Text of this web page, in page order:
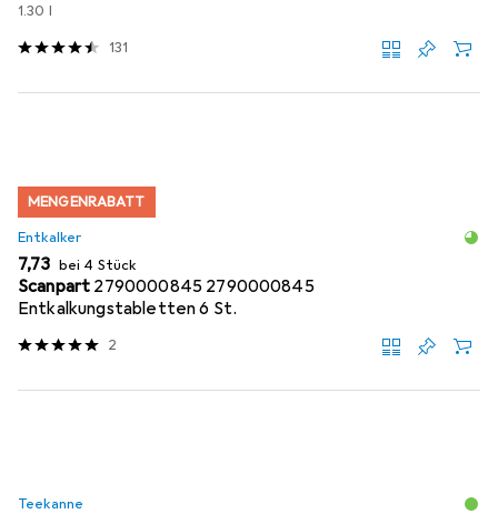
1.30 l
131
MENGENRABATT
Entkalker
EUR
7,73 bei 4 Stück
Scanpart 2790000845 2790000845
Entkalkungstabletten 6 St.
2
Teekanne